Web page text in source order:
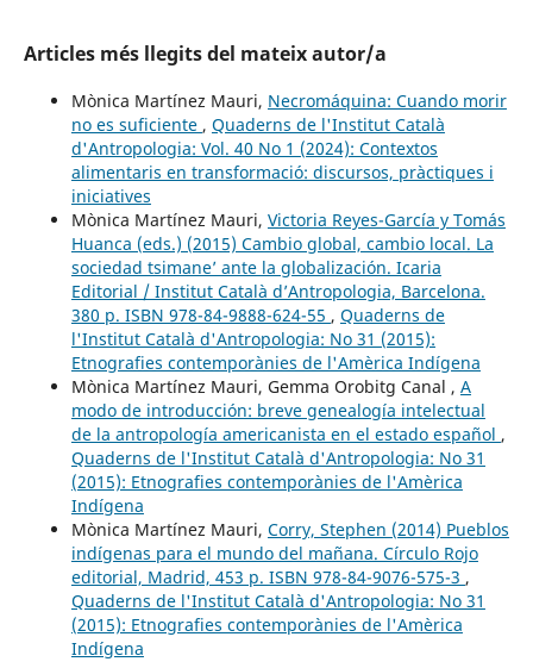
Articles més llegits del mateix autor/a
Mònica Martínez Mauri, Necromáquina: Cuando morir
no es suficiente , Quaderns de l'Institut Català
d'Antropologia: Vol. 40 No 1 (2024): Contextos
alimentaris en transformació: discursos, pràctiques i
iniciatives
Mònica Martínez Mauri, Victoria Reyes-García y Tomás
Huanca (eds.) (2015) Cambio global, cambio local. La
sociedad tsimane’ ante la globalización. Icaria
Editorial / Institut Català d’Antropologia, Barcelona.
380 p. ISBN 978-84-9888-624-55 , Quaderns de
l'Institut Català d'Antropologia: No 31 (2015):
Etnografies contemporànies de l'Amèrica Indígena
Mònica Martínez Mauri, Gemma Orobitg Canal , A
modo de introducción: breve genealogía intelectual
de la antropología americanista en el estado español ,
Quaderns de l'Institut Català d'Antropologia: No 31
(2015): Etnografies contemporànies de l'Amèrica
Indígena
Mònica Martínez Mauri, Corry, Stephen (2014) Pueblos
indígenas para el mundo del mañana. Círculo Rojo
editorial, Madrid, 453 p. ISBN 978-84-9076-575-3 ,
Quaderns de l'Institut Català d'Antropologia: No 31
(2015): Etnografies contemporànies de l'Amèrica
Indígena